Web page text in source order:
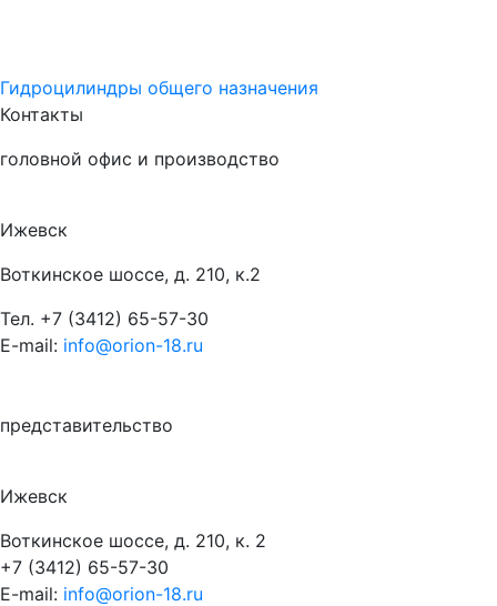
Гидроцилиндры общего назначения
Контакты
головной офис и производство
Ижевск
Воткинское шоссе, д. 210, к.2
Тел. +7 (3412) 65-57-30
E-mail: info@orion-18.ru
представительство
Ижевск
Воткинское шоссе, д. 210, к. 2
+7 (3412) 65-57-30
E-mail: info@orion-18.ru